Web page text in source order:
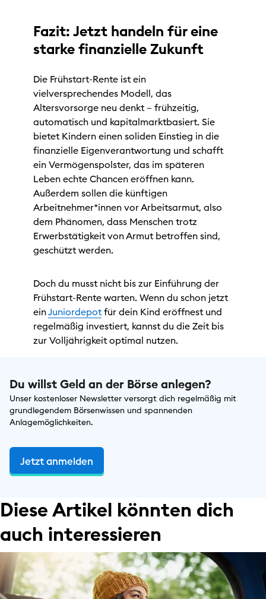
Fazit: Jetzt handeln für eine
starke finanzielle Zukunft
Die Frühstart-Rente ist ein
vielversprechendes Modell, das
Altersvorsorge neu denkt – frühzeitig,
automatisch und kapitalmarktbasiert. Sie
bietet Kindern einen soliden Einstieg in die
finanzielle Eigenverantwortung und schafft
ein Vermögenspolster, das im späteren
Leben echte Chancen eröffnen kann.
Außerdem sollen die künftigen
Arbeitnehmer*innen vor Arbeitsarmut, also
dem Phänomen, dass Menschen trotz
Erwerbstätigkeit von Armut betroffen sind,
geschützt werden.
Doch du musst nicht bis zur Einführung der
Frühstart-Rente warten. Wenn du schon jetzt
einJuniordepotfür dein Kind eröffnest und
regelmäßig investiert, kannst du die Zeit bis
zur Volljährigkeit optimal nutzen.
Du willst Geld an der Börse anlegen?
Unser kostenloser Newsletter versorgt dich regelmäßig mit
grundlegendem Börsenwissen und spannenden
Anlagemöglichkeiten.
Jetzt anmelden
Diese Artikel könnten dich
auch interessieren